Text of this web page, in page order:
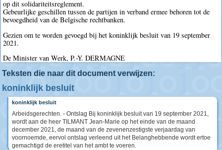
op dit solidariteitsreglement.
Gebeurlijke geschillen tussen de partijen in verband ermee behoren tot de
bevoegdheid van de Belgische rechtbanken.
Gezien om te worden gevoegd bij het koninklijk besluit van 19 september
2021.
De Minister van Werk, P.-Y. DERMAGNE
Teksten die naar dit document verwijzen:
koninklijk besluit
koninklijk besluit
Arbeidsgerechten. - Ontslag Bij koninklijk besluit van 19 september 2021,
wordt aan de heer TILMANT Jean-Marie op het einde van de maand
december 2021, de maand van de zevenenzestigste verjaardag van
voornoemde, eervol ontslag verleend uit het Belanghebbende wordt ertoe
gemachtigd de eretitel van het ambt te voeren.